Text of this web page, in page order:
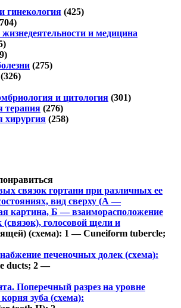
гинекология (425)
жизнедеятельности и медицина
(275)
(326)
и цитология (301)
терапия (276)
хирургия (258)
связок гортани при различных ее
вид сверху (А —
картина, Б — взаиморасположение
(связок), голосовой щели и
(схема): 1 — Cuneiform tubercle;
печеночных долек (схема):
ducts; 2 —
Поперечный разрез на уровне
зуба (схема):